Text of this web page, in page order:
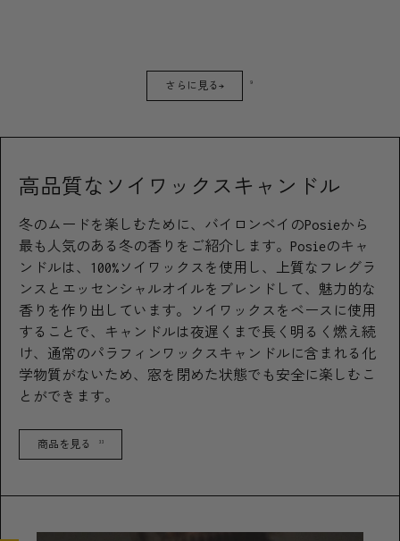
さらに見る→ 9
高品質なソイワックスキャンドル
冬のムードを楽しむために、バイロンベイのPosieから
最も人気のある冬の香りをご紹介します。Posieのキャ
ンドルは、100%ソイワックスを使用し、上質なフレグラ
ンスとエッセンシャルオイルをブレンドして、魅力的な
香りを作り出しています。ソイワックスをベースに使用
することで、キャンドルは夜遅くまで長く明るく燃え続
け、通常のパラフィンワックスキャンドルに含まれる化
学物質がないため、窓を閉めた状態でも安全に楽しむこ
とができます。
商品を見る 33